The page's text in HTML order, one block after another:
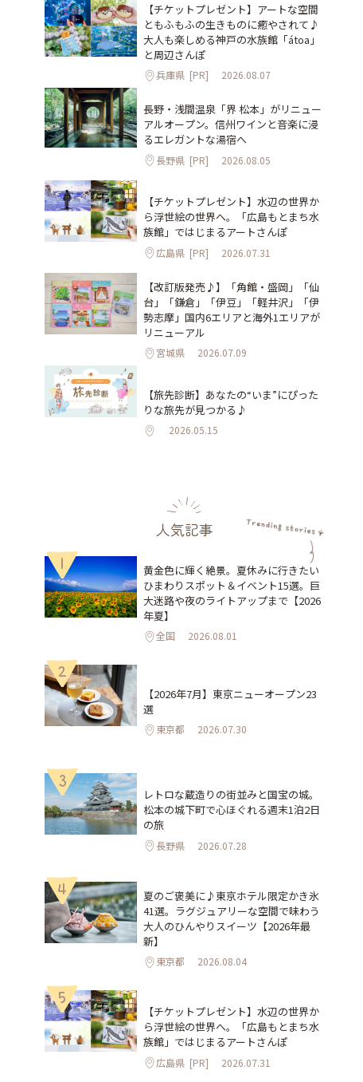
【チケットプレゼント】アートな空間
ともふもふの生きものに癒やされて♪
大人も楽しめる神戸の水族館「átoa」
と周辺さんぽ
兵庫県 [PR] 2026.08.07
長野・浅間温泉「界 松本」がリニュー
アルオープン。信州ワインと音楽に浸
るエレガントな湯宿へ
長野県 [PR] 2026.08.05
【チケットプレゼント】水辺の世界か
ら浮世絵の世界へ。「広島もとまち水
族館」ではじまるアートさんぽ
広島県 [PR] 2026.07.31
【改訂版発売♪】「角館・盛岡」「仙
台」「鎌倉」「伊豆」「軽井沢」「伊
勢志摩」国内6エリアと海外1エリアが
リニューアル
宮城県 2026.07.09
【旅先診断】あなたの“いま”にぴった
りな旅先が見つかる♪
2026.05.15
人気記事
1
黄金色に輝く絶景。夏休みに行きたい
ひまわりスポット＆イベント15選。巨
大迷路や夜のライトアップまで【2026
年夏】
全国 2026.08.01
2
【2026年7月】東京ニューオープン23
選
東京都 2026.07.30
3
レトロな蔵造りの街並みと国宝の城。
松本の城下町で心ほぐれる週末1泊2日
の旅
長野県 2026.07.28
4
夏のご褒美に♪東京ホテル限定かき氷
41選。ラグジュアリーな空間で味わう
大人のひんやりスイーツ【2026年最
新】
東京都 2026.08.04
5
【チケットプレゼント】水辺の世界か
ら浮世絵の世界へ。「広島もとまち水
族館」ではじまるアートさんぽ
広島県 [PR] 2026.07.31